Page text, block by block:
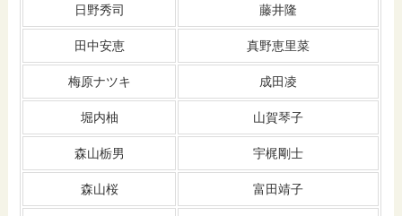
日野秀司 藤井隆
田中安恵 真野恵里菜
梅原ナツキ 成田凌
堀内柚 山賀琴子
森山栃男 宇梶剛士
森山桜 富田靖子